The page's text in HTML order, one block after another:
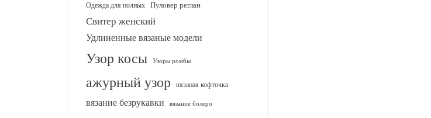
Одежда для полных Пуловер реглан
Свитер женский
Удлиненные вязаные модели
Узор косы Узоры ромбы
ажурный узор вязаная кофточка
вязание безрукавки вязание болеро